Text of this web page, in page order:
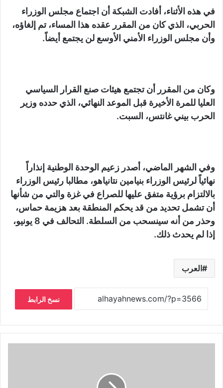
في هذه الأثناء، أفادت الشبكة أن اجتماع مجلس الوزراء
الحربي، الذي كان من المقرر عقده هذا المساء، تم إلغاؤه،
وأن مجلس الوزراء الأمني ​​الأوسع لن يجتمع أيضاً.
وكان من المقرر أن تجتمع هيئات صنع القرار السياسي
العليا للمرة الأخيرة قبل الموعد النهائي، الذي حدده وزير
الحرب بيني غانتس، السبت.
وفي الشهر الماضي، أصدر زعيم الوحدة الوطنية إنذاراً
نهائياً لرئيس الوزراء بنيامين نتانياهو، مطالبا رئيس الوزراء
بالالتزام برؤية متفق عليها للصراع في غزة والتي من شأنها
أن تشمل تحديد من قد يحكم المنطقة بعد هزيمة حماس،
وحذر من أنه سينسحب من السلطة. التحالف في 8 يونيو،
إذا لم يحدث ذلك.
العرب
نسخ الرابط